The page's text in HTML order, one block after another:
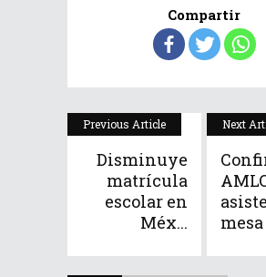
Compartir
Previous Article
Disminuye
matrícula
escolar en
Méx...
Next
mesa